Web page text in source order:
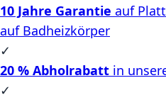
10 Jahre Garantie auf
auf Badheizkörper
✓
20 % Abholrabatt in
✓